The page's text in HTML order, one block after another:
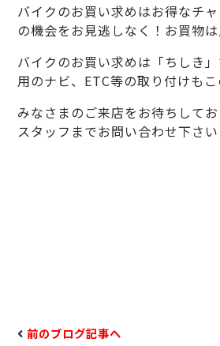
バイクのお買い求めはお得なチ
の機会をお見逃しなく！お買物は
バイクのお買い求めは「ちしき
用のナビ、ETC等の取り付けもこ
みなさまのご来店をお待ちして
スタッフまでお問い合わせ下さい
前のブログ記事へ